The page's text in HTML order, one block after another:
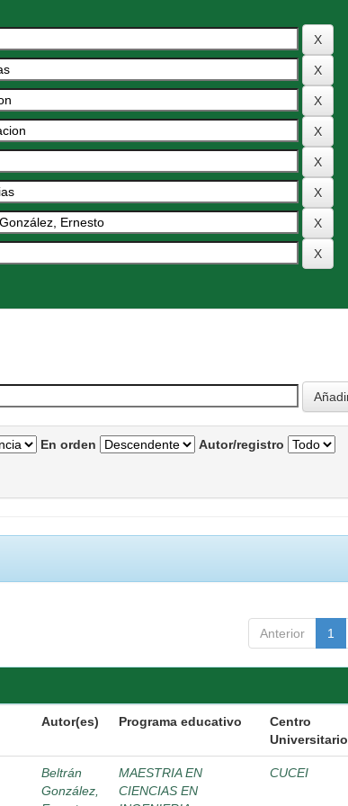
En orden Autor/registro
Anterior 1
Autor(es) Programa educativo
Centro
Universitario
Beltrán
González,
MAESTRIA EN
CIENCIAS EN
CUCEI